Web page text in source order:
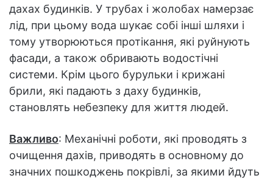
дахах будинків. У трубах і жолобах намерзає
лід, при цьому вода шукає собі інші шляхи і
тому утворюються протікання, які руйнують
фасади, а також обривають водостічні
системи. Крім цього бурульки і крижані
брили, які падають з даху будинків,
становлять небезпеку для життя людей.
Важливо: Механічні роботи, які проводять з
очищення дахів, приводять в основному до
значних пошкоджень покрівлі, за якими йдуть